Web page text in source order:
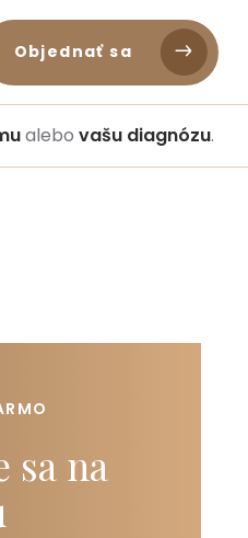
Objednať sa
alebo vašu diagnózu.
sa na